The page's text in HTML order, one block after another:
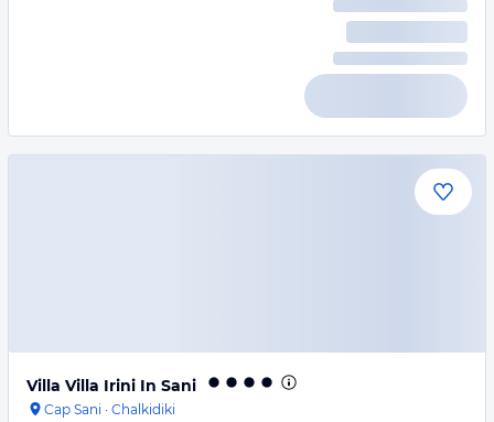
Villa Villa Irini In Sani
Cap Sani · Chalkidiki